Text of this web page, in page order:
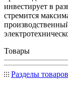
инвестирует в
стремится
Товары
Разделы товаров